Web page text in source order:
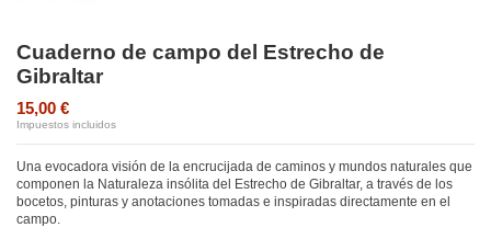
Cuaderno de campo del Estrecho de
Gibraltar
15,00 €
Impuestos incluidos
Una evocadora visión de la encrucijada de caminos y mundos naturales que
componen la Naturaleza insólita del Estrecho de Gibraltar, a través de los
bocetos, pinturas y anotaciones tomadas e inspiradas directamente en el
campo.